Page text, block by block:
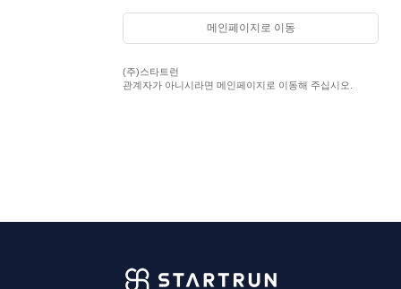
메인페이지로 이동
(주)스타트런
관계자가 아니시라면 메인페이지로 이동해 주십시오.